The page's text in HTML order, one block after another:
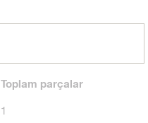
Toplam parçalar
1